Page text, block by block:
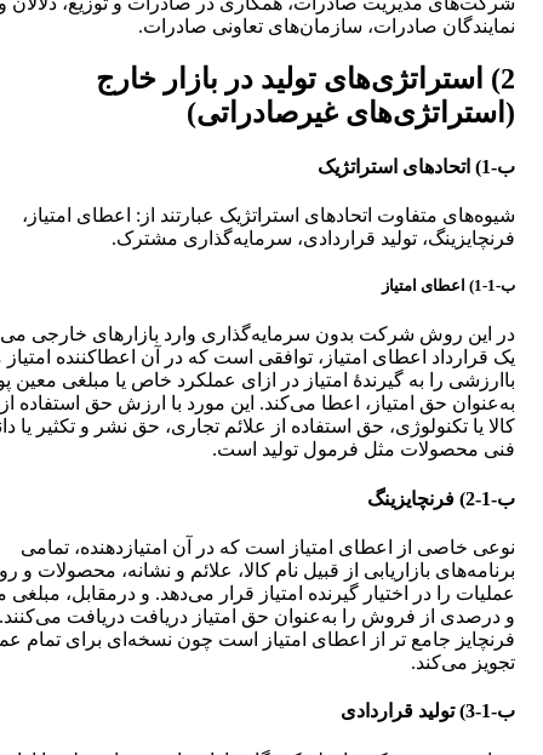
نمایندگان صادرات، سازمان‌های تعاونی صادرات.
2) استراتژی‌های تولید در بازار خارج
(استراتژی‌های غیرصادراتی)
ب-1) اتحادهای استراتژیک
شیوه‌های متفاوت اتحادهای استراتژیک عبارتند از: اعطای امتیاز،
فرنچایزینگ، تولید قراردادی، سرمایه‌گذاری مشترک.
ب-1-1) اعطای امتیاز
در این روش شرکت بدون سرمایه‌گذاری وارد بازارهای خارجی
یک قرارداد اعطای امتیاز، توافقی است که در آن اعطاکننده امتیاز
باارزشی را به گیرندۀ امتیاز در ازای عملکرد خاص یا مبلغی معین
به‌عنوان حق امتیاز، اعطا می‌کند. این مورد با ارزش حق استفاده
کالا یا تکنولوژی، حق استفاده از علائم تجاری، حق نشر و تکثیر یا
فنی محصولات مثل فرمول تولید است.
ب-1-2) فرنچایزینگ
نوعی خاصی از اعطای امتیاز است که در آن امتیازدهنده، تمامی
برنامه‌های بازاریابی از قبیل نام کالا، علائم و نشانه، محصولات و
عملیات را در اختیار گیرنده امتیاز قرار می‌دهد. و درمقابل، مبلغی
و درصدی از فروش را به‌عنوان حق امتیاز دریافت دریافت می‌کنند.
فرنچایز جامع تر از اعطای امتیاز است چون نسخه‌ای برای تمام
تجویز می‌کند.
ب-1-3) تولید قراردادی